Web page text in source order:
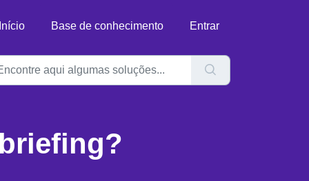
Base de conhecimento Entrar